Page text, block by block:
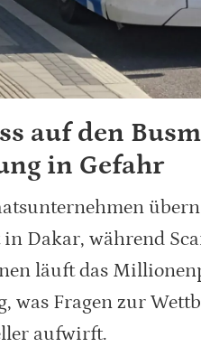
auf den
in Gefahr
Dakar, während
läuft das
was Fragen zur
aufwirft.